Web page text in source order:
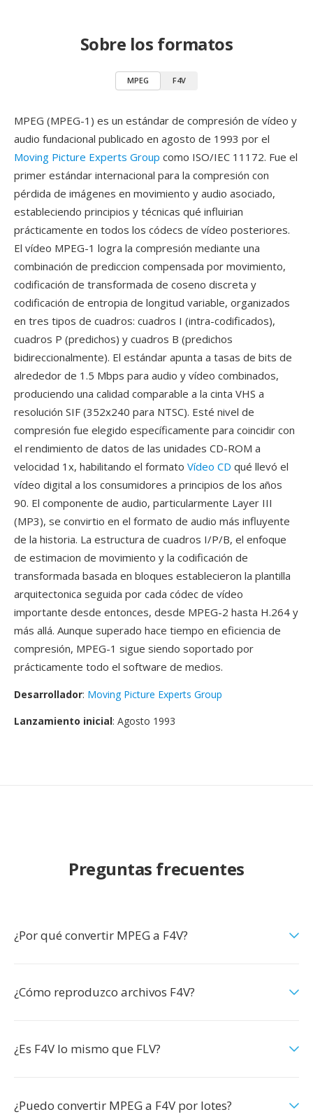
Sobre los formatos
MPEG F4V
MPEG (MPEG-1) es un estándar de compresión de vídeo y
audio fundacional publicado en agosto de 1993 por el
Moving Picture Experts Group como ISO/IEC 11172. Fue el
primer estándar internacional para la compresión con
pérdida de imágenes en movimiento y audio asociado,
estableciendo principios y técnicas qué influirian
prácticamente en todos los códecs de vídeo posteriores.
El vídeo MPEG-1 logra la compresión mediante una
combinación de prediccion compensada por movimiento,
codificación de transformada de coseno discreta y
codificación de entropia de longitud variable, organizados
en tres tipos de cuadros: cuadros I (intra-codificados),
cuadros P (predichos) y cuadros B (predichos
bidireccionalmente). El estándar apunta a tasas de bits de
alrededor de 1.5 Mbps para audio y vídeo combinados,
produciendo una calidad comparable a la cinta VHS a
resolución SIF (352x240 para NTSC). Esté nivel de
compresión fue elegido específicamente para coincidir con
el rendimiento de datos de las unidades CD-ROM a
velocidad 1x, habilitando el formato Vídeo CD qué llevó el
vídeo digital a los consumidores a principios de los años
90. El componente de audio, particularmente Layer III
(MP3), se convirtio en el formato de audio más influyente
de la historia. La estructura de cuadros I/P/B, el enfoque
de estimacion de movimiento y la codificación de
transformada basada en bloques establecieron la plantilla
arquitectonica seguida por cada códec de vídeo
importante desde entonces, desde MPEG-2 hasta H.264 y
más allá. Aunque superado hace tiempo en eficiencia de
compresión, MPEG-1 sigue siendo soportado por
prácticamente todo el software de medios.
Desarrollador: Moving Picture Experts Group
Lanzamiento inicial: Agosto 1993
Preguntas frecuentes
¿Por qué convertir MPEG a F4V?
¿Cómo reproduzco archivos F4V?
¿Es F4V lo mismo que FLV?
¿Puedo convertir MPEG a F4V por lotes?